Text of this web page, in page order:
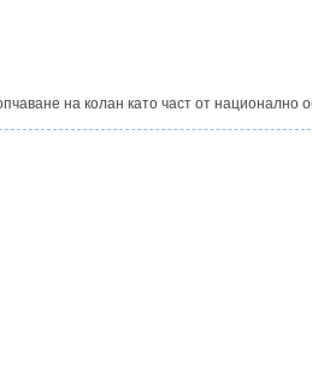
на колан като част от национално